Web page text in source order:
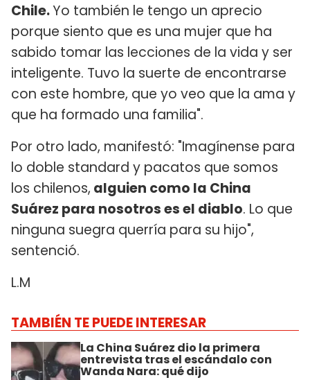
Chile.Yo también le tengo un aprecio
porque siento que es una mujer que ha
sabido tomar las lecciones de la vida y ser
inteligente. Tuvo la suerte de encontrarse
con este hombre, que yo veo que la ama y
que ha formado una familia".
Por otro lado, manifestó: "Imagínense para
lo doble standard y pacatos que somos
los chilenos, alguien como la China
Suárez para nosotros es el diablo. Lo que
ninguna suegra querría para su hijo",
sentenció.
L.M
TAMBIÉN TE PUEDE INTERESAR
La China Suárez dio la primera
entrevista tras el escándalo con
Wanda Nara: qué dijo